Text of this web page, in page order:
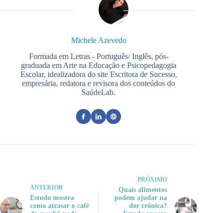
Michele Azevedo
Formada em Letras - Português/ Inglês, pós-
graduada em Arte na Educação e Psicopedagogia
Escolar, idealizadora do site Escritora de Sucesso,
empresária, redatora e revisora dos conteúdos do
SaúdeLab.
ANTERIOR
Estudo mostra
como atrasar o café
PRÓXIMO
Quais alimentos
podem ajudar na
dor crônica?